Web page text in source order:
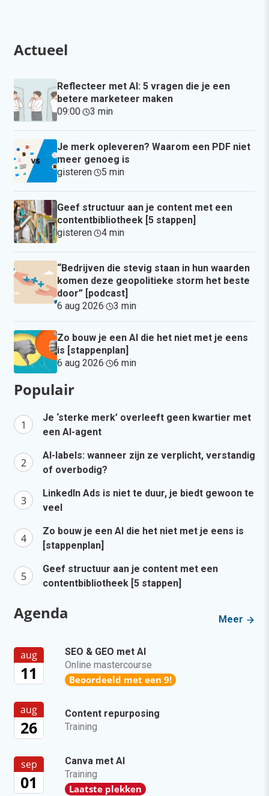
Actueel
Reflecteer met AI: 5 vragen die je een
betere marketeer maken
09:00· 3 min·
Je merk opleveren? Waarom een PDF niet
meer genoeg is
gisteren· 5 min·
Geef structuur aan je content met een
contentbibliotheek [5 stappen]
gisteren· 4 min·
“Bedrijven die stevig staan in hun waarden
komen deze geopolitieke storm het beste
door” [podcast]
6 aug 2026· 3 min·
Zo bouw je een AI die het niet met je eens
is [stappenplan]
6 aug 2026· 6 min·
Populair
Je ‘sterke merk’ overleeft geen kwartier met
een AI-agent
AI-labels: wanneer zijn ze verplicht, verstandig
of overbodig?
LinkedIn Ads is niet te duur, je biedt gewoon te
veel
Zo bouw je een AI die het niet met je eens is
[stappenplan]
Geef structuur aan je content met een
contentbibliotheek [5 stappen]
Agenda Meer
aug
11
SEO & GEO met AI
Online mastercourse
Beoordeeld met een 9!
aug
26
Content repurposing
Training
sep
01
Canva met AI
Training
Laatste plekken